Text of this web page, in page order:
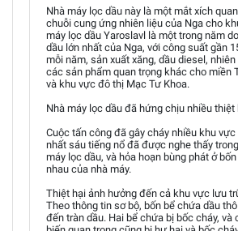
Nhà máy lọc dầu này là một mắt xích
chuỗi cung ứng nhiên liệu của Nga cho
máy lọc dầu Yaroslavl là một trong năm
dầu lớn nhất của Nga, với công suất gần
mỗi năm, sản xuất xăng, dầu diesel,
các sản phẩm quan trọng khác cho miền
và khu vực đô thị Mạc Tư Khoa.
Nhà máy lọc dầu đã hứng chịu nhiều thiệt
Cuộc tấn công đã gây cháy nhiều khu
nhất sáu tiếng nổ đã được nghe thấy
máy lọc dầu, và hỏa hoạn bùng phát ở
nhau của nhà máy.
Thiệt hại ảnh hưởng đến cả khu vực lưu
Theo thông tin sơ bộ, bốn bể chứa dầu
đến tràn dầu. Hai bể chứa bị bốc cháy, và